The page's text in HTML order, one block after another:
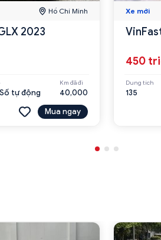
Hồ Chí Minh
2023
tự động
Km đã đi
40,000
Mua ngay
Xe mới
450
Dung tích
135